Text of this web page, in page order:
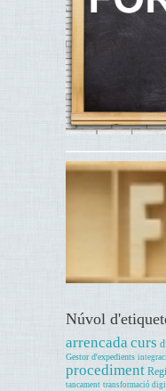
Núvol
arrencadacurs
Gestor d'expedients
procediment
tancament transformació